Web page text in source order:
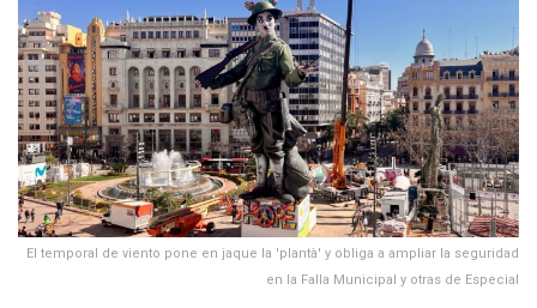
El temporal de viento pone en jaque la 'plantà' y obliga a ampliar la seguridad
en la Falla Municipal y otras de Especial